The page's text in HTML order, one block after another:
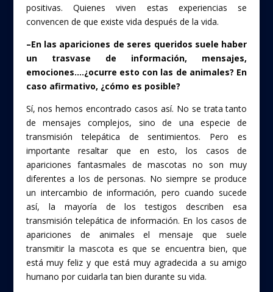
positivas. Quienes viven estas experiencias se
convencen de que existe vida después de la vida.
–En las apariciones de seres queridos suele haber
un trasvase de información, mensajes,
emociones….¿ocurre esto con las de animales? En
caso afirmativo, ¿cómo es posible?
Sí, nos hemos encontrado casos así. No se trata tanto
de mensajes complejos, sino de una especie de
transmisión telepática de sentimientos. Pero es
importante resaltar que en esto, los casos de
apariciones fantasmales de mascotas no son muy
diferentes a los de personas. No siempre se produce
un intercambio de información, pero cuando sucede
así, la mayoría de los testigos describen esa
transmisión telepática de información. En los casos de
apariciones de animales el mensaje que suele
transmitir la mascota es que se encuentra bien, que
está muy feliz y que está muy agradecida a su amigo
humano por cuidarla tan bien durante su vida.